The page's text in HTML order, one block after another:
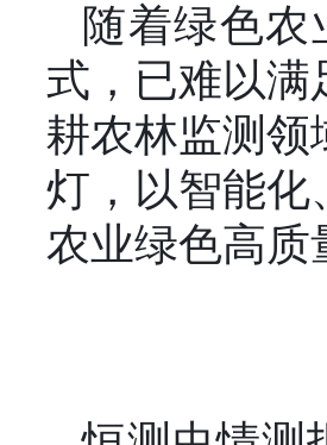
随着绿色
式，已难以满
耕农林监测领
灯，以智能化
农业绿色高质